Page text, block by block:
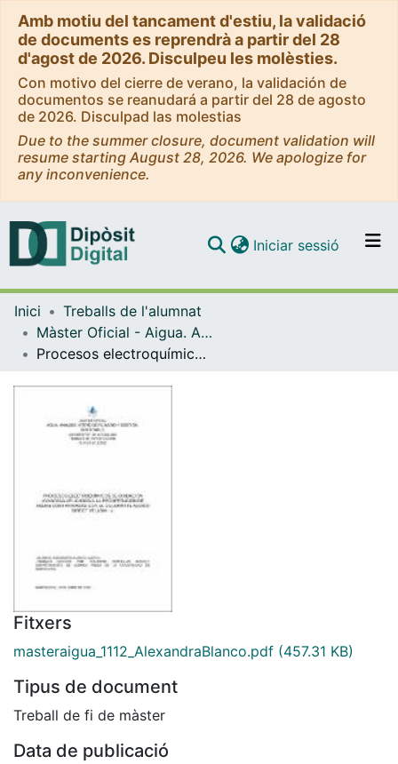
Amb motiu del tancament d'estiu, la validació
de documents es reprendrà a partir del 28
d'agost de 2026. Disculpeu les molèsties.
Con motivo del cierre de verano, la validación de
documentos se reanudará a partir del 28 de agosto
de 2026. Disculpad las molestias
Due to the summer closure, document validation will
resume starting August 28, 2026. We apologize for
any inconvenience.
Navega per tot el DD
Iniciar sessió (current)
Inici
Treballs de l'alumnat
Màster Oficial - Aigua. Anàlisi Interdisciplinària i Gestió Sostenible
Procesos electroquímicos de oxidación avanzada aplicados a la recuperación de aguas contaminadas con el colorante azoico Direct Yellow - 4
Fitxers
masteraigua_1112_AlexandraBlanco.pdf (457.31 KB)
Tipus de document
Treball de fi de màster
Data de publicació